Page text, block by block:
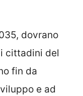
dovrano
cittadini del
fin da
e ad